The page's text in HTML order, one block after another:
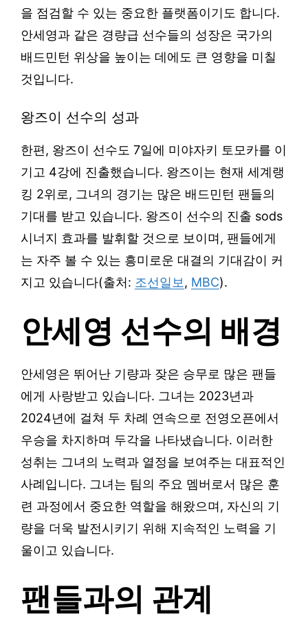
을 점검할 수 있는 중요한 플랫폼이기도 합니다.
안세영과 같은 경량급 선수들의 성장은 국가의
배드민턴 위상을 높이는 데에도 큰 영향을 미칠
것입니다.
왕즈이 선수의 성과
한편, 왕즈이 선수도 7일에 미야자키 토모카를 이
기고 4강에 진출했습니다. 왕즈이는 현재 세계랭
킹 2위로, 그녀의 경기는 많은 배드민턴 팬들의
기대를 받고 있습니다. 왕즈이 선수의 진출 sods
시너지 효과를 발휘할 것으로 보이며, 팬들에게
는 자주 볼 수 있는 흥미로운 대결의 기대감이 커
지고 있습니다(출처: 조선일보 , MBC).
안세영 선수의 배경
안세영은 뛰어난 기량과 잦은 승무로 많은 팬들
에게 사랑받고 있습니다. 그녀는 2023년과
2024년에 걸쳐 두 차례 연속으로 전영오픈에서
우승을 차지하며 두각을 나타냈습니다. 이러한
성취는 그녀의 노력과 열정을 보여주는 대표적인
사례입니다. 그녀는 팀의 주요 멤버로서 많은 훈
련 과정에서 중요한 역할을 해왔으며, 자신의 기
량을 더욱 발전시키기 위해 지속적인 노력을 기
울이고 있습니다.
팬들과의 관계